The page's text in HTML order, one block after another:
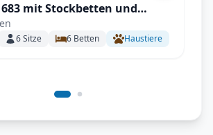
mit Stockbetten und
6 Personen
6Sitze 6 Betten Haustiere